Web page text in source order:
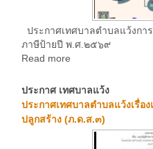
ประกาศเทศบาลตำบลแว้งกา
ภาษีป้ายปี พ.ศ.๒๕๖๙
Read more
ประกาศ เทศบาลแว้ง
ประกาศเทศบาลตำบลแว้งเรื่
ปลูกสร้าง (ภ.ด.ส.๓)